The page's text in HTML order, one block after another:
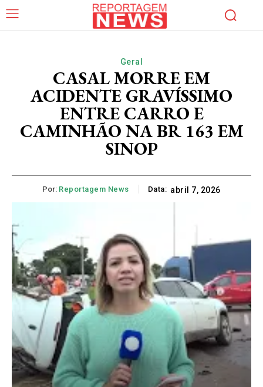
Geral
CASAL MORRE EM
ACIDENTE GRAVÍSSIMO
ENTRE CARRO E
CAMINHÃO NA BR 163 EM
SINOP
Por: Reportagem News Data: abril 7, 2026